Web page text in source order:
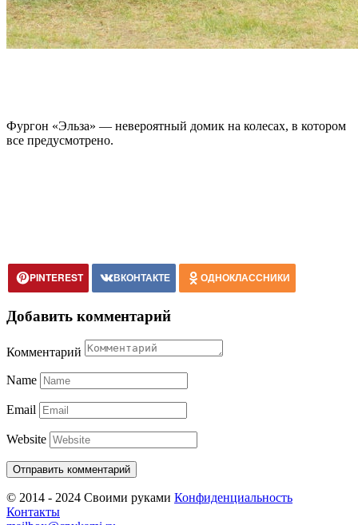
Фургон «Эльза» — невероятный домик на колесах, в котором
все предусмотрено.
PINTEREST ВКОНТАКТЕ ОДНОКЛАССНИКИ
Добавить комментарий
Комментарий
Name
Email
Website
© 2014 - 2024 Своими руками Конфиденциальность
Контакты